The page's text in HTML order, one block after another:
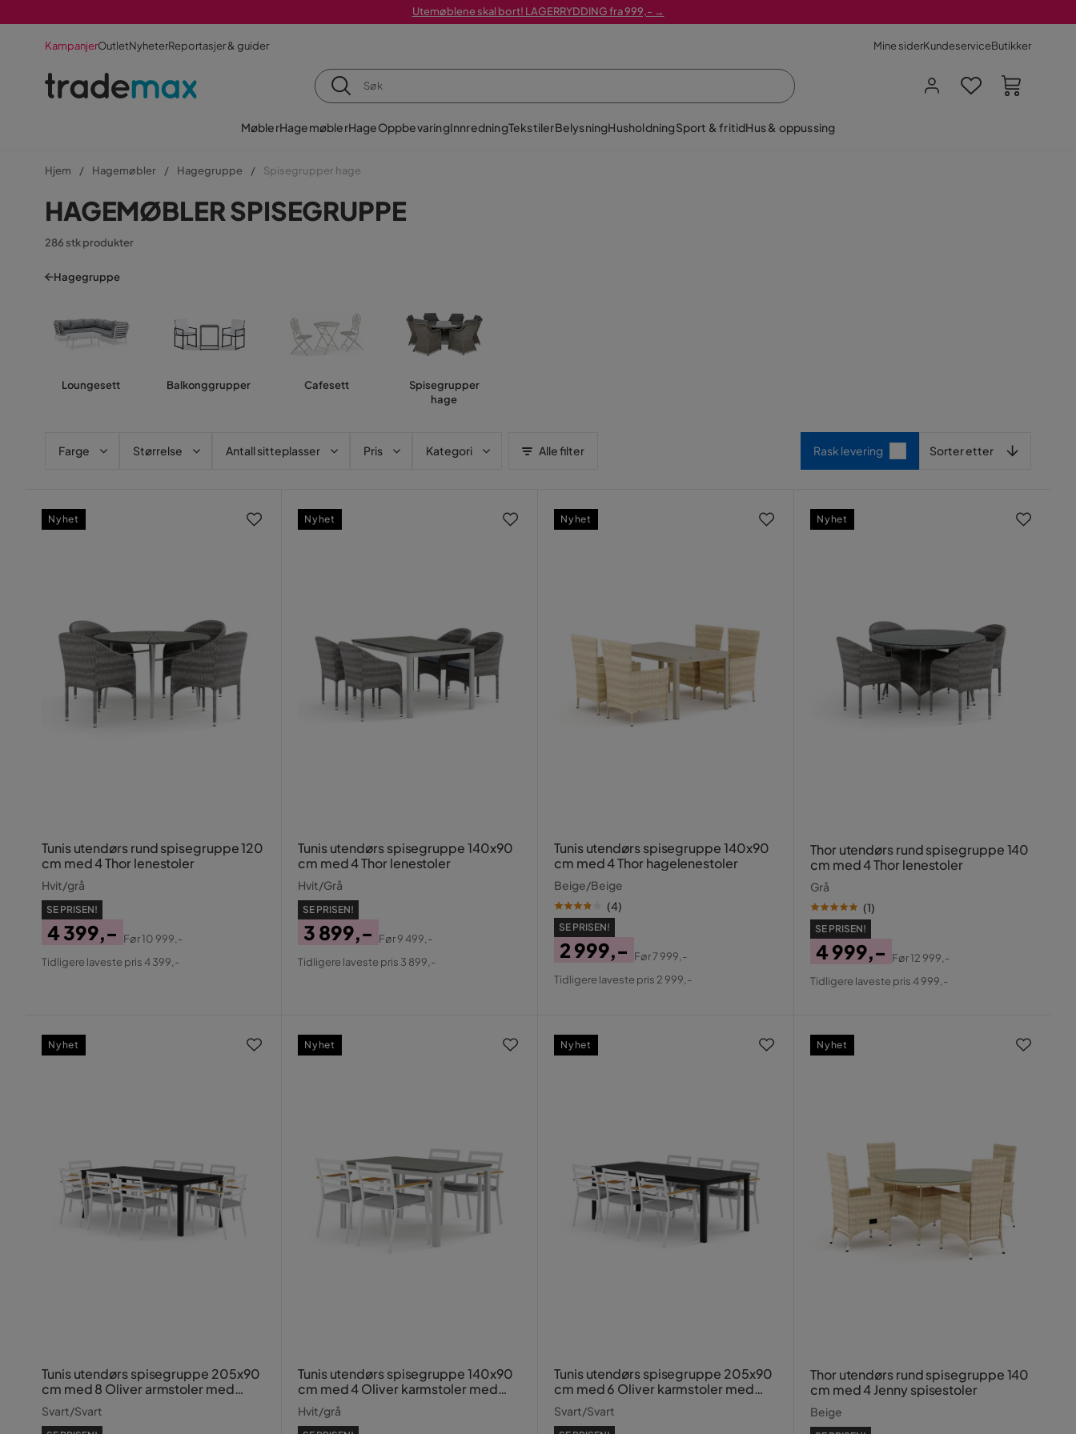
Utemøblene skal bort! LAGERRYDDING fra 999,- →
KampanjerOutletNyheterReportasjer & guider Mine siderKundeserviceButikker
MøblerHagemøblerHageOppbevaringInnredningTekstilerBelysningHusholdningSport & fritidHus & oppussing
Hjem Hagemøbler Hagegruppe Spisegrupper hage
HAGEMØBLER SPISEGRUPPE
286 stk produkter
Hagegruppe
Loungesett Balkonggrupper Cafesett
Spisegrupper
hage
Farge Størrelse Antall sitteplasser Pris Kategori Alle filter Rask levering Sorter etter
Tunis utendørs rund spisegruppe 120
cm med 4 Thor lenestoler
Hvit/grå
SE PRISEN!
Pris
4 399,-
Original
Før10 999,-
Tidligere laveste pris 4 399,-
Nyhet
Tunis utendørs spisegruppe 140x90
cm med 4 Thor lenestoler
Hvit/Grå
SE PRISEN!
Pris
3 899,-
Original
Før9 499,-
Tidligere laveste pris 3 899,-
Nyhet
Tunis utendørs spisegruppe 140x90
cm med 4 Thor hagelenestoler
Beige/Beige
(4)
SE PRISEN!
Pris
2 999,-
Original
Før7 999,-
Tidligere laveste pris 2 999,-
Nyhet
Thor utendørs rund spisegruppe 140
cm med 4 Thor lenestoler
Grå
(1)
SE PRISEN!
Pris
4 999,-
Original
Før12 999,-
Tidligere laveste pris 4 999,-
Nyhet
Tunis utendørs spisegruppe 205x90
cm med 8 Oliver armstoler med
pute
Svart/Svart
Nyhet
Tunis utendørs spisegruppe 140x90
cm med 4 Oliver karmstoler med
pute
Hvit/grå
Nyhet
Tunis utendørs spisegruppe 205x90
cm med 6 Oliver karmstoler med
pute
Svart/Svart
Nyhet
Thor utendørs rund spisegruppe 140
cm med 4 Jenny spisestoler
Beige
Nyhet